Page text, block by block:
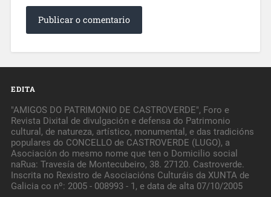
EDITA
"AMIGOS DO PATRIMONIO DE CASTROVERDE", Foro e
Revista Dixital de divulgación e defensa do Patrimonio
cultural, de natureza, artístico, monumental, e das tradicións
populares do CONCELLO de CASTROVERDE (LUGO), a
Asociación do mesmo nome que ten o Domicilio social
naRua: Travesía de Montecubeiro, 38. 27120. Castroverde.
Inscrita no Rexistro de Asociacións Culturáis da XUNTA de
Galicia co nº: 2005 - 008993 - 1, e data de alta 07/10/2005